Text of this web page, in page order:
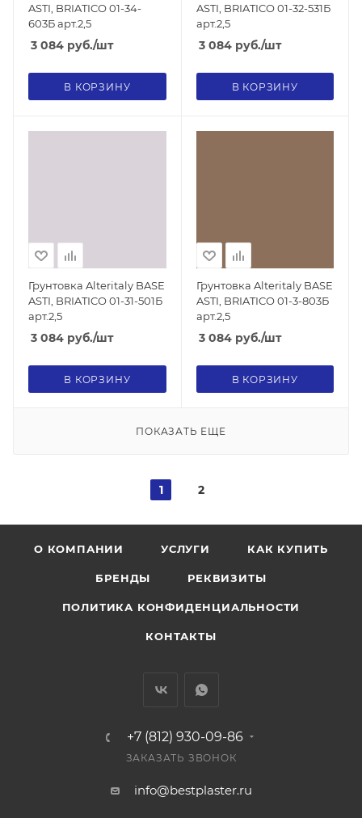
ASTI, BRIATICO 01-34-
603Б арт.2,5
3 084 руб./шт
В КОРЗИНУ
ASTI, BRIATICO 01-32-531Б
арт.2,5
3 084руб./шт
В КОРЗИНУ
Грунтовка Alteritaly BASE
ASTI, BRIATICO 01-31-501Б
арт.2,5
3 084 руб./шт
В КОРЗИНУ
Грунтовка Alteritaly BASE
ASTI, BRIATICO 01-3-803Б
арт.2,5
3 084руб./шт
В КОРЗИНУ
ПОКАЗАТЬ ЕЩЕ
1 2
О КОМПАНИИ УСЛУГИ КАК КУПИТЬ
БРЕНДЫ РЕКВИЗИТЫ
ПОЛИТИКА КОНФИДЕНЦИАЛЬНОСТИ
КОНТАКТЫ
+7 (812) 930-09-86
ЗАКАЗАТЬ ЗВОНОК
info@bestplaster.ru